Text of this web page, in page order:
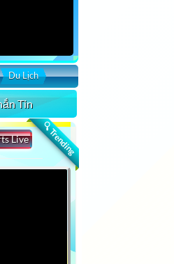
Du Lịch
Tin
🔍 Trending
Live